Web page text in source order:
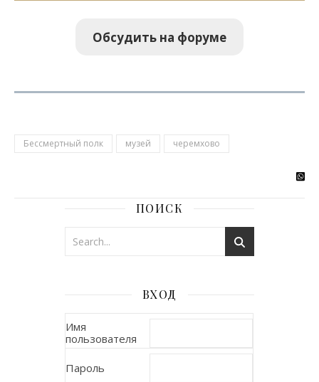
Обсудить на форуме
Бессмертный полк музей черемхово
ПОИСК
ВХОД
Имя
пользователя
Пароль